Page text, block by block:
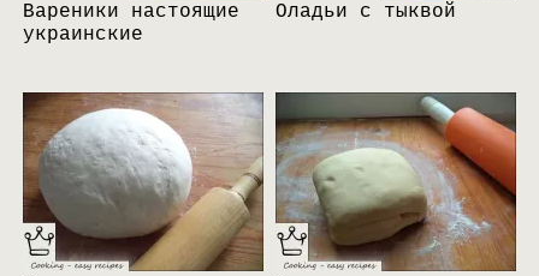
Вареники настоящие
украинские
Оладьи с тыквой